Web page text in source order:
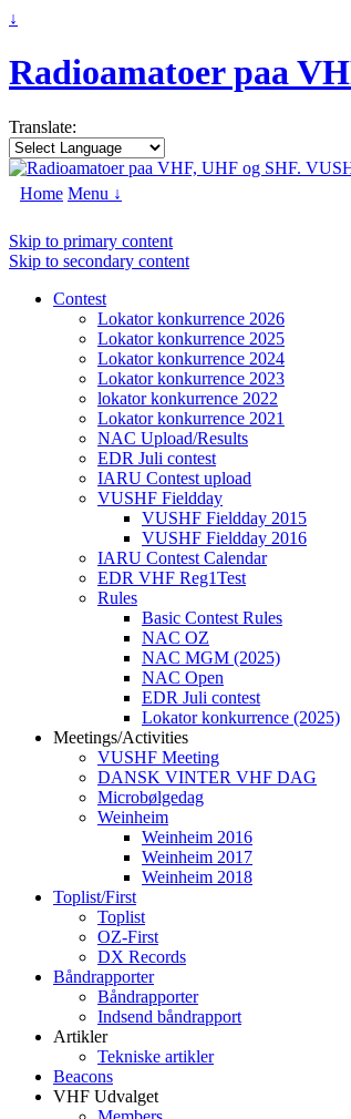
↓
Radioamatoer paa
Translate:
Home Menu ↓
Skip to primary content
Skip to secondary content
Contest
Lokator konkurrence 2026
Lokator konkurrence 2025
Lokator konkurrence 2024
Lokator konkurrence 2023
lokator konkurrence 2022
Lokator konkurrence 2021
NAC Upload/Results
EDR Juli contest
IARU Contest upload
VUSHF Fieldday
VUSHF Fieldday 2015
VUSHF Fieldday 2016
IARU Contest Calendar
EDR VHF Reg1Test
Rules
Basic Contest Rules
NAC OZ
NAC MGM (2025)
NAC Open
EDR Juli contest
Lokator konkurrence (2025)
Meetings/Activities
VUSHF Meeting
DANSK VINTER VHF DAG
Microbølgedag
Weinheim
Weinheim 2016
Weinheim 2017
Weinheim 2018
Toplist/First
Toplist
OZ-First
DX Records
Båndrapporter
Båndrapporter
Indsend båndrapport
Artikler
Tekniske artikler
Beacons
VHF Udvalget